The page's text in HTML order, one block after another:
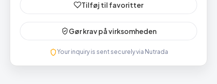
Tilføj til favoritter
Gør krav på virksomheden
Your inquiry is sent securely via Nutrada